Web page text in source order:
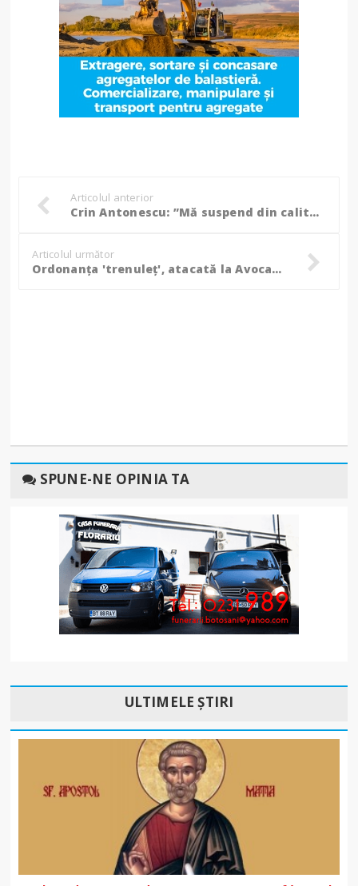
Articolul anterior
Crin Antonescu: ”Mă suspend din calitatea mea de candidat comun al Coaliţiei!”
Articolul următor
Ordonanța 'trenuleț', atacată la Avocatul Poporului. A fost vizat doar un articol din OUG!
SPUNE-NE OPINIA TA
ULTIMELE ȘTIRI